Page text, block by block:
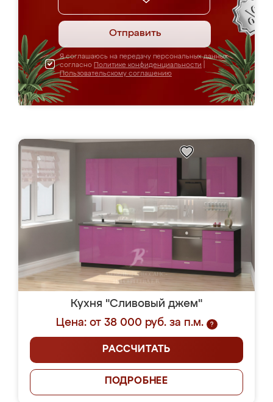
Отправить
Я соглашаюсь на передачу персональных данных
согласно Политике конфиденциальности
Пользовательскому соглашению
Кухня "Сливовый джем"
Цена: от 38 000 руб. за п.м.
?
РАССЧИТАТЬ
ПОДРОБНЕЕ